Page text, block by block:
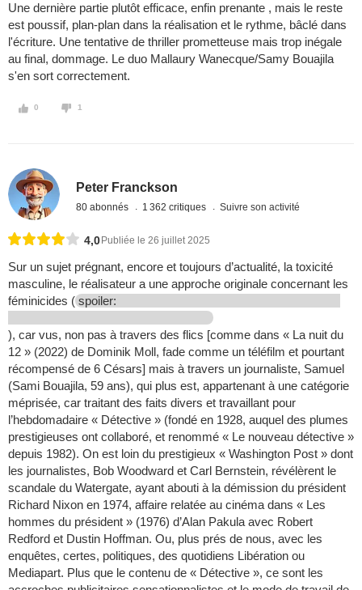
Une dernière partie plutôt efficace, enfin prenante , mais le reste
est poussif, plan-plan dans la réalisation et le rythme, bâclé dans
l'écriture. Une tentative de thriller prometteuse mais trop inégale
au final, dommage. Le duo Mallaury Wanecque/Samy Bouajila
s'en sort correctement.
0 1
Peter Franckson
80 abonnés 1 362 critiques Suivre son activité
4,0 Publiée le 26 juillet 2025
Sur un sujet prégnant, encore et toujours d’actualité, la toxicité
masculine, le réalisateur a une approche originale concernant les
féminicides ( spoiler:
), car vus, non pas à travers des flics [comme dans « La nuit du
12 » (2022) de Dominik Moll, fade comme un téléfilm et pourtant
récompensé de 6 Césars] mais à travers un journaliste, Samuel
(Sami Bouajila, 59 ans), qui plus est, appartenant à une catégorie
méprisée, car traitant des faits divers et travaillant pour
l’hebdomadaire « Détective » (fondé en 1928, auquel des plumes
prestigieuses ont collaboré, et renommé « Le nouveau détective »
depuis 1982). On est loin du prestigieux « Washington Post » dont
les journalistes, Bob Woodward et Carl Bernstein, révélèrent le
scandale du Watergate, ayant abouti à la démission du président
Richard Nixon en 1974, affaire relatée au cinéma dans « Les
hommes du président » (1976) d’Alan Pakula avec Robert
Redford et Dustin Hoffman. Ou, plus prés de nous, avec les
enquêtes, certes, politiques, des quotidiens Libération ou
Mediapart. Plus que le contenu de « Détective », ce sont les